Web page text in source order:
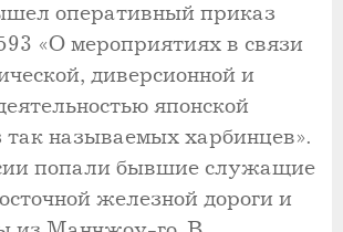
оперативный приказ
«О мероприятиях в связи
диверсионной и
японской
так называемых харбинцев».
попали бывшие служащие
железной дороги и